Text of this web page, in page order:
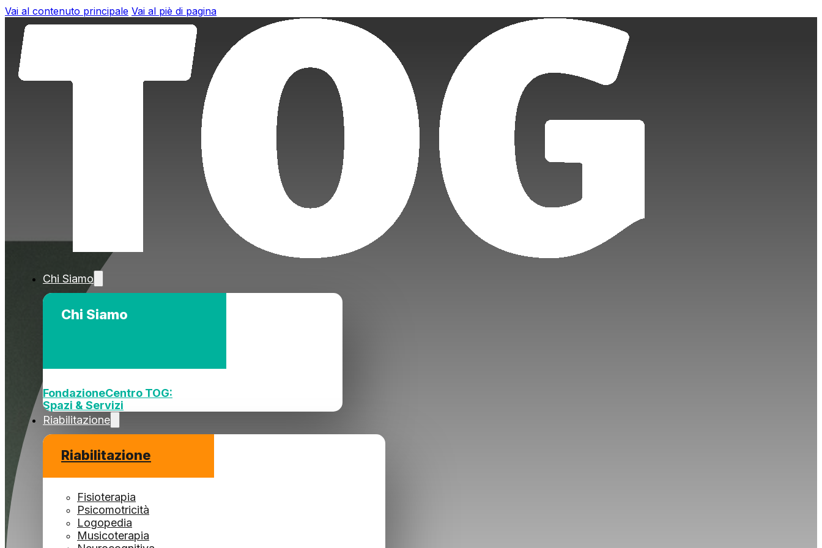
Vai al contenuto principale Vai al piè di pagina
Chi Siamo
Chi Siamo
FondazioneCentro TOG:
Spazi & Servizi
Riabilitazione
Riabilitazione
Fisioterapia
Psicomotricità
Logopedia
Musicoterapia